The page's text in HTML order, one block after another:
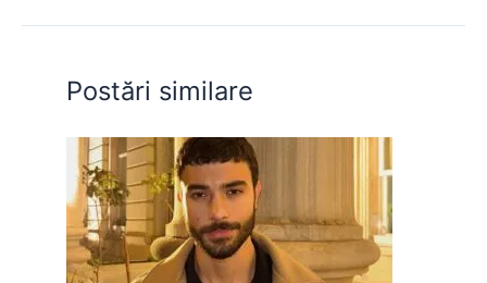
o
o
k
p
p
n
g
er
Postări similare